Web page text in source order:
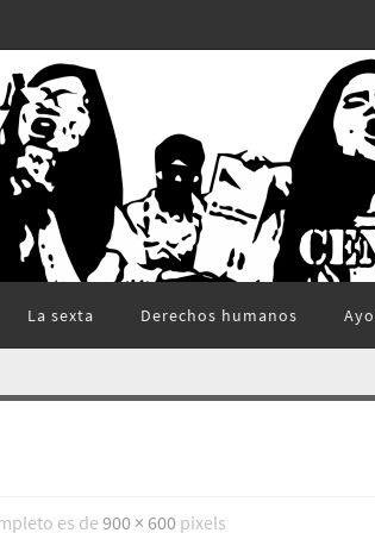
La sexta Derechos humanos
es de900 × 600 pixels